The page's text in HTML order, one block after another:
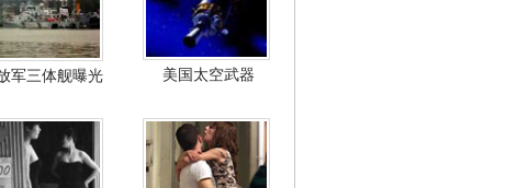
军三体舰曝光 美国太空武器